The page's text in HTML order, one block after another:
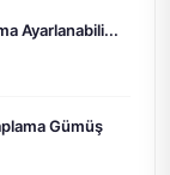
Ayarlanabili...
Gümüş